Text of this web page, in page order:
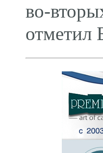
во-
отметил